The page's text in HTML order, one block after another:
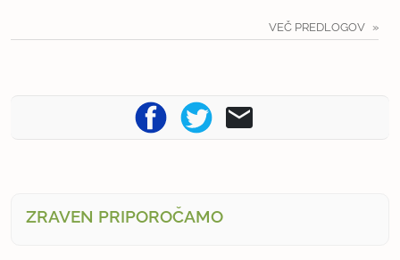
VEČ PREDLOGOV
ZRAVEN PRIPOROČAMO